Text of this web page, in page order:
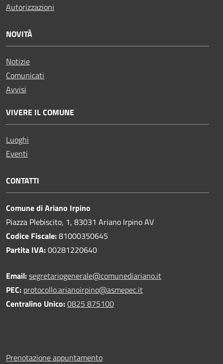
Autorizzazioni
NOVITÀ
Notizie
Comunicati
Avvisi
VIVERE IL COMUNE
Luoghi
Eventi
CONTATTI
Comune di Ariano Irpino
Piazza Plebiscito, 1, 83031 Ariano Irpino AV
Codice Fiscale:81000350645
Partita IVA:00281220640
Email:segretariogenerale@comunediariano.it
PEC: protocollo.arianoirpino@asmepec.it
Centralino Unico:0825 875100
Prenotazione appuntamento